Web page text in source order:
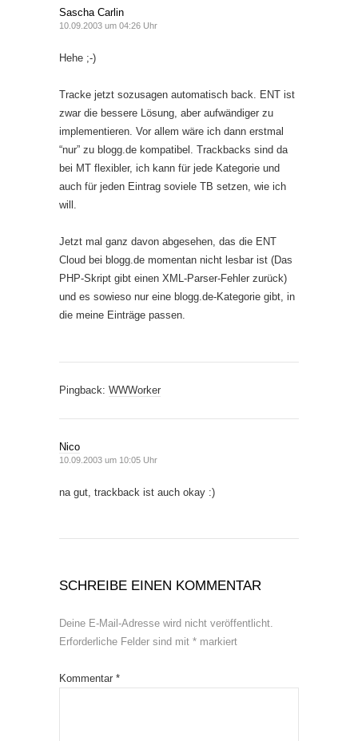
Sascha Carlin
10.09.2003 um 04:26 Uhr
Hehe ;-)
Tracke jetzt sozusagen automatisch back. ENT ist
zwar die bessere Lösung, aber aufwändiger zu
implementieren. Vor allem wäre ich dann erstmal
“nur” zu blogg.de kompatibel. Trackbacks sind da
bei MT flexibler, ich kann für jede Kategorie und
auch für jeden Eintrag soviele TB setzen, wie ich
will.
Jetzt mal ganz davon abgesehen, das die ENT
Cloud bei blogg.de momentan nicht lesbar ist (Das
PHP-Skript gibt einen XML-Parser-Fehler zurück)
und es sowieso nur eine blogg.de-Kategorie gibt, in
die meine Einträge passen.
Pingback: WWWorker
Nico
10.09.2003 um 10:05 Uhr
na gut, trackback ist auch okay :)
SCHREIBE EINEN KOMMENTAR
Deine E-Mail-Adresse wird nicht veröffentlicht.
Erforderliche Felder sind mit * markiert
Kommentar *